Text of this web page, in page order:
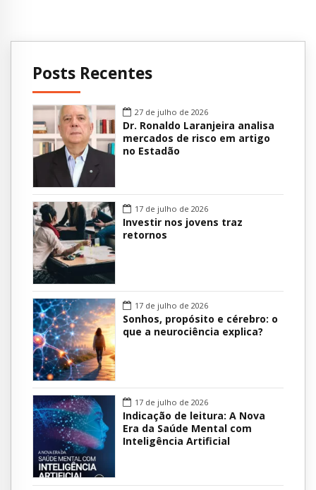
Posts Recentes
27 de julho de 2026
Dr. Ronaldo Laranjeira analisa
mercados de risco em artigo
no Estadão
17 de julho de 2026
Investir nos jovens traz
retornos
17 de julho de 2026
Sonhos, propósito e cérebro: o
que a neurociência explica?
17 de julho de 2026
Indicação de leitura: A Nova
Era da Saúde Mental com
Inteligência Artificial